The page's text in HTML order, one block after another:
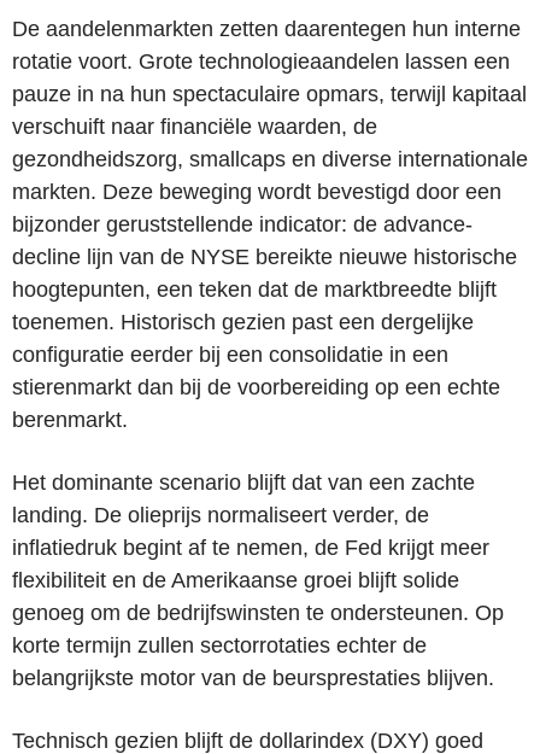
De aandelenmarkten zetten daarentegen hun interne
rotatie voort. Grote technologieaandelen lassen een
pauze in na hun spectaculaire opmars, terwijl kapitaal
verschuift naar financiële waarden, de
gezondheidszorg, smallcaps en diverse internationale
markten. Deze beweging wordt bevestigd door een
bijzonder geruststellende indicator: de advance-
decline lijn van de NYSE bereikte nieuwe historische
hoogtepunten, een teken dat de marktbreedte blijft
toenemen. Historisch gezien past een dergelijke
configuratie eerder bij een consolidatie in een
stierenmarkt dan bij de voorbereiding op een echte
berenmarkt.
Het dominante scenario blijft dat van een zachte
landing. De olieprijs normaliseert verder, de
inflatiedruk begint af te nemen, de Fed krijgt meer
flexibiliteit en de Amerikaanse groei blijft solide
genoeg om de bedrijfswinsten te ondersteunen. Op
korte termijn zullen sectorrotaties echter de
belangrijkste motor van de beursprestaties blijven.
Technisch gezien blijft de dollarindex (DXY) goed